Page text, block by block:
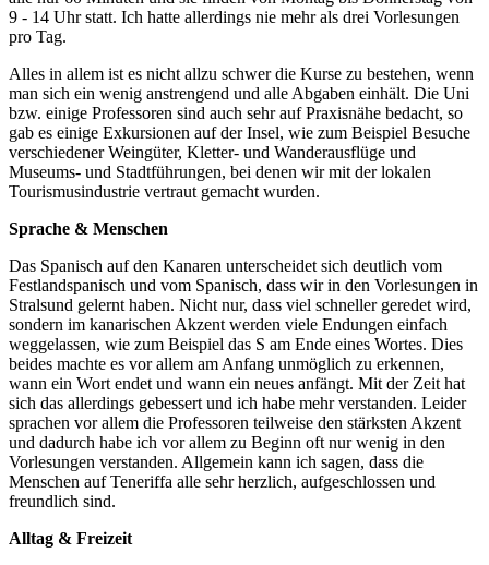
9 - 14 Uhr statt. Ich hatte allerdings nie mehr als drei Vorlesungen
pro Tag.
Alles in allem ist es nicht allzu schwer die Kurse zu bestehen, wenn
man sich ein wenig anstrengend und alle Abgaben einhält. Die Uni
bzw. einige Professoren sind auch sehr auf Praxisnähe bedacht, so
gab es einige Exkursionen auf der Insel, wie zum Beispiel Besuche
verschiedener Weingüter, Kletter- und Wanderausflüge und
Museums- und Stadtführungen, bei denen wir mit der lokalen
Tourismusindustrie vertraut gemacht wurden.
Sprache & Menschen
Das Spanisch auf den Kanaren unterscheidet sich deutlich vom
Festlandspanisch und vom Spanisch, dass wir in den Vorlesungen in
Stralsund gelernt haben. Nicht nur, dass viel schneller geredet wird,
sondern im kanarischen Akzent werden viele Endungen einfach
weggelassen, wie zum Beispiel das S am Ende eines Wortes. Dies
beides machte es vor allem am Anfang unmöglich zu erkennen,
wann ein Wort endet und wann ein neues anfängt. Mit der Zeit hat
sich das allerdings gebessert und ich habe mehr verstanden. Leider
sprachen vor allem die Professoren teilweise den stärksten Akzent
und dadurch habe ich vor allem zu Beginn oft nur wenig in den
Vorlesungen verstanden. Allgemein kann ich sagen, dass die
Menschen auf Teneriffa alle sehr herzlich, aufgeschlossen und
freundlich sind.
Alltag & Freizeit